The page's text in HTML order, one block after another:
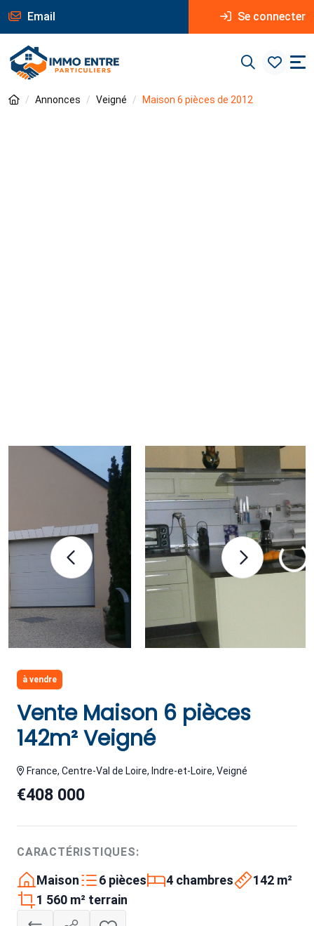
Email Se connecter
Annonces Veigné Maison 6 pièces de 2012
à vendre
Vente Maison 6 pièces
142m² Veigné
France, Centre-Val de Loire, Indre-et-Loire, Veigné
€408 000
CARACTÉRISTIQUES:
Maison 6 pièces 4 chambres
142 m²
1 560 m² terrain